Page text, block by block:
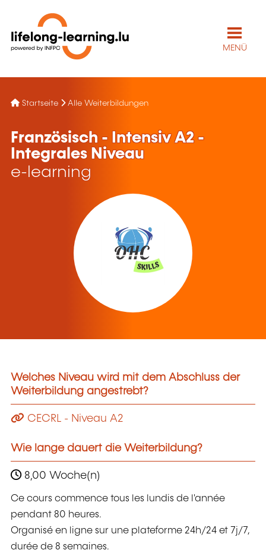
MENÜ
Startseite Alle Weiterbildungen
Französisch - Intensiv A2 -
Integrales Niveau
e-learning
Welches Niveau wird mit dem Abschluss der
Weiterbildung angestrebt?
CECRL - Niveau A2
Wie lange dauert die Weiterbildung?
8,00 Woche(n)
Ce cours commence tous les lundis de l'année
pendant 80 heures.
Organisé en ligne sur une plateforme 24h/24 et 7j/7,
durée de 8 semaines.